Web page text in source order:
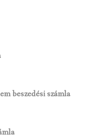
beszedési számla